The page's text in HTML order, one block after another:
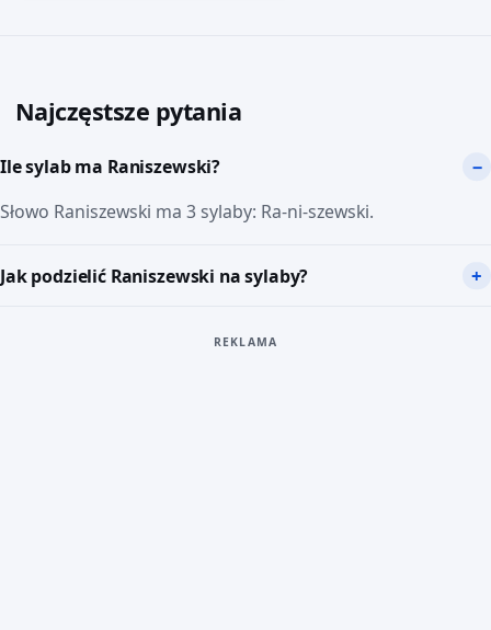
Najczęstsze pytania
Ile sylab ma Raniszewski?
Słowo Raniszewski ma 3 sylaby: Ra-ni-szewski.
Jak podzielić Raniszewski na sylaby?
REKLAMA